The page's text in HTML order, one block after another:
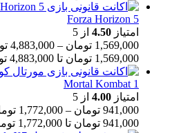
Forza Horizon 5
امتیاز 4.50 از 5
1,569,000 تومان –
4,883,000
1,569,000 تومان تا 4,883,000 تومان
Mortal Kombat 1
امتیاز 4.00 از 5
941,000 تومان –
1,772,000
941,000 تومان تا 1,772,000 تومان